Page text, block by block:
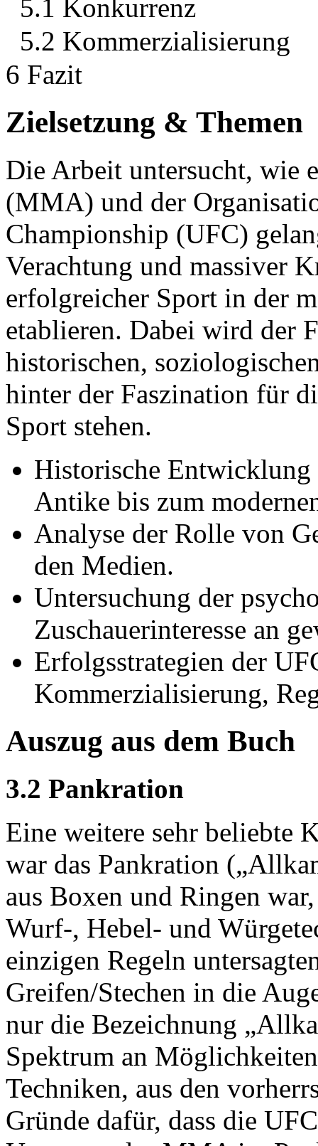
5.1 Konkurrenz
5.2 Kommerzialisierung
6 Fazit
Zielsetzung & Themen
Die Arbeit untersucht, wie
(MMA) und der
Championship (UFC)
Verachtung und massiver
erfolgreicher Sport in der
etablieren. Dabei wird der
historischen,
hinter der Faszination für
Sport stehen.
Historische
Antike bis zum
Analyse der Rolle von
den Medien.
Untersuchung der
Zuschauerinteresse an
Erfolgsstrategien der
Kommerzialisierung,
Auszug aus dem Buch
3.2 Pankration
Eine weitere sehr beliebte
war das Pankration
aus Boxen und Ringen
Wurf-, Hebel- und
einzigen Regeln
Greifen/Stechen in die
nur die Bezeichnung
Spektrum an
Techniken, aus den
Gründe dafür, dass die